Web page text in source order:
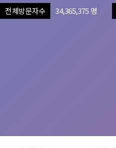
전체방문자수 34,365,375 명